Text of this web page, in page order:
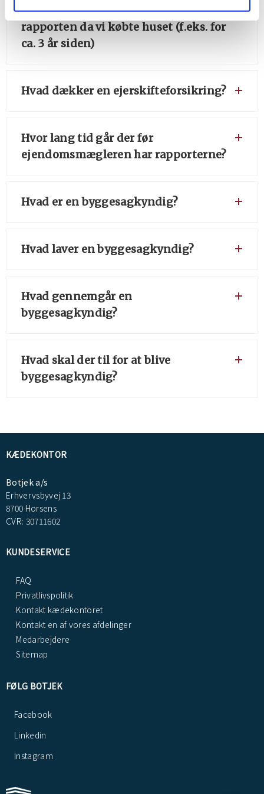
Et eller flere forhold var ikke nævnt i
rapporten da vi købte huset (f.eks. for
ca. 3 år siden)
Hvad dækker en ejerskifteforsikring?
Hvor lang tid går der før
ejendomsmægleren har rapporterne?
Hvad er en byggesagkyndig?
Hvad laver en byggesagkyndig?
Hvad gennemgår en
byggesagkyndig?
Hvad skal der til for at blive
byggesagkyndig?
KÆDEKONTOR
Botjek a/s
Erhvervsbyvej 13
8700 Horsens
CVR: 30711602
KUNDESERVICE
FAQ
Privatlivspolitik
Kontakt kædekontoret
Kontakt en af vores afdelinger
Medarbejdere
Sitemap
FØLG BOTJEK
Facebook
Linkedin
Instagram